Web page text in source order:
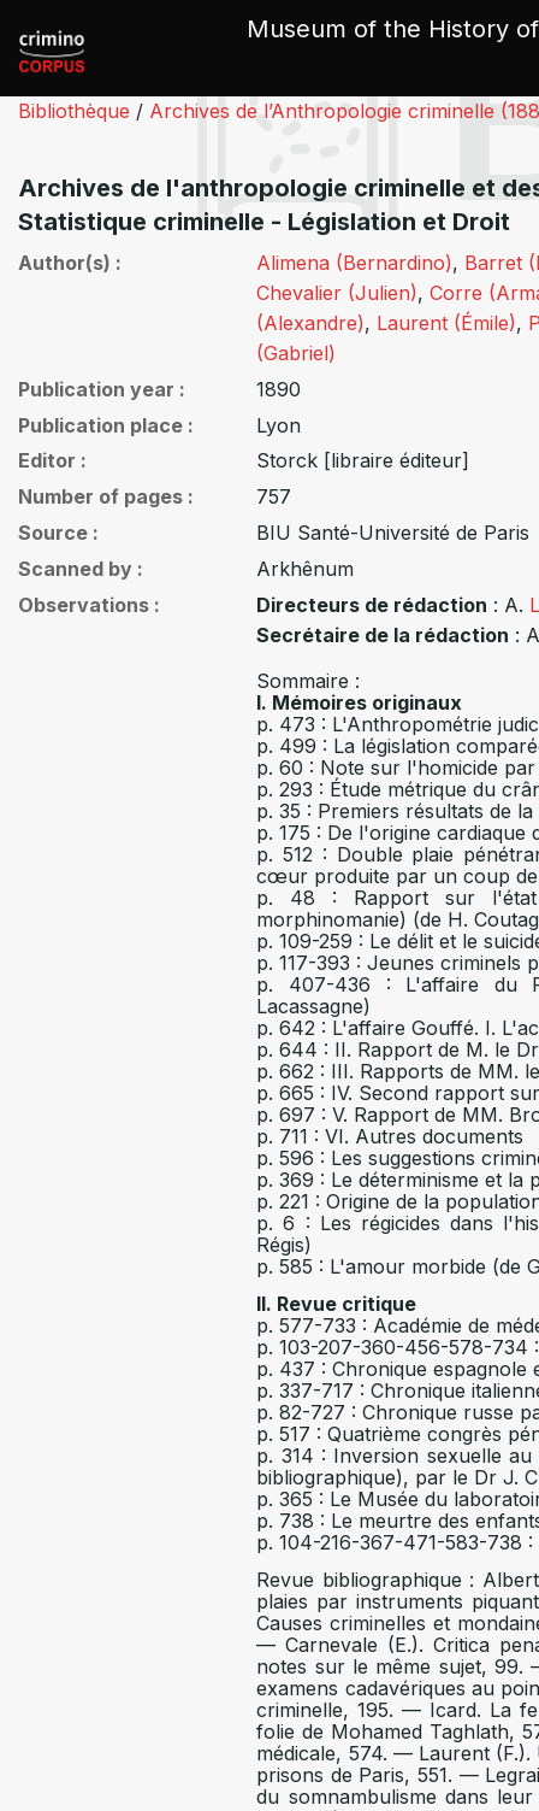
Museum of the History
Bibliothèque / Archives de l’Anthropologie criminelle
Archives de l'anthropologie criminelle et
Statistique criminelle - Législation et Droit
Author(s) Alimena (Bernardino), Barret
Chevalier (Julien),Corre
(Alexandre), Laurent (Émile),
(Gabriel)
Publication year
1890
Publication place
Lyon
Editor
Storck [libraire éditeur]
Number of pages
757
Source
BIU Santé-Université de Paris
Scanned by
Arkhênum
Observations
Directeurs de rédaction : A.
Secrétaire de la rédaction :
Sommaire :
I. Mémoires originaux
p. 473 : L'Anthropométrie
p. 499 : La législation
p. 60 : Note sur l'homicide
p. 293 : Étude métrique du
p. 35 : Premiers résultats de la
p. 175 : De l'origine cardiaque
p. 512 : Double plaie
cœur produite par un coup
p. 48 : Rapport sur l'état
morphinomanie) (de H.
p. 109-259 : Le délit et le
p. 117-393 : Jeunes criminels
p. 407-436 : L'affaire du
Lacassagne)
p. 642 : L'affaire Gouffé. I.
p. 644 : II. Rapport de M. le
p. 662 : III. Rapports de MM.
p. 665 : IV. Second rapport
p. 697 : V. Rapport de MM.
p. 711 : VI. Autres documents
p. 596 : Les suggestions
p. 369 : Le déterminisme et la
p. 221 : Origine de la
p. 6 : Les régicides dans
Régis)
p. 585 : L'amour morbide (de
II. Revue critique
p. 577-733 : Académie de
p. 103-207-360-456-578-734
p. 437 : Chronique espagnole
p. 337-717 : Chronique
p. 82-727 : Chronique russe
p. 517 : Quatrième congrès
p. 314 : Inversion sexuelle
bibliographique), par le Dr J.
p. 365 : Le Musée du
p. 738 : Le meurtre des
p. 104-216-367-471-583-738
Revue bibliographique :
plaies par instruments
Causes criminelles et
— Carnevale (E.). Critica
notes sur le même sujet, 99.
examens cadavériques au
criminelle, 195. — Icard. La
folie de Mohamed Taghlath,
médicale, 574. — Laurent
prisons de Paris, 551. —
du somnambulisme dans
Cookies management panel